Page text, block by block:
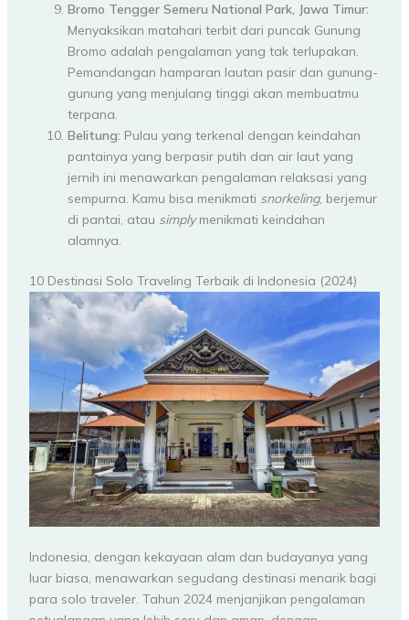
Bromo Tengger Semeru National Park, Jawa Timur:
Menyaksikan matahari terbit dari puncak Gunung
Bromo adalah pengalaman yang tak terlupakan.
Pemandangan hamparan lautan pasir dan gunung-
gunung yang menjulang tinggi akan membuatmu
terpana.
Belitung: Pulau yang terkenal dengan keindahan
pantainya yang berpasir putih dan air laut yang
jernih ini menawarkan pengalaman relaksasi yang
sempurna. Kamu bisa menikmati snorkeling, berjemur
di pantai, atau simplymenikmati keindahan
alamnya.
10 Destinasi Solo Traveling Terbaik di Indonesia (2024)
Indonesia, dengan kekayaan alam dan budayanya yang
luar biasa, menawarkan segudang destinasi menarik bagi
para solo traveler. Tahun 2024 menjanjikan pengalaman